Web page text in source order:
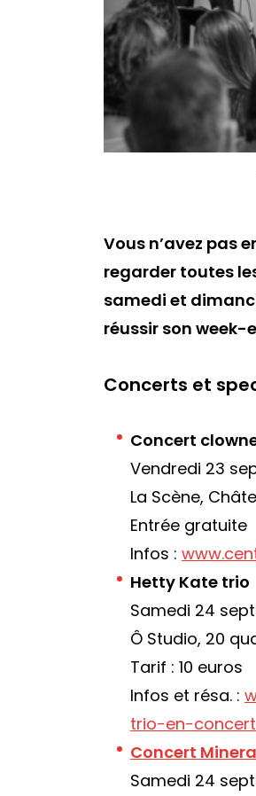
Vous n’avez pas
regarder toutes
samedi et
réussir son
Concerts et
Concert
Vendredi 23
La Scène,
Entrée gratuite
Infos :
Hetty Kate trio
Samedi 24
Ô Studio, 20
Tarif : 10 euros
Infos et résa. :
trio-en-
Concert
Samedi 24